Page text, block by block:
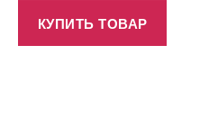
КУПИТЬ ТОВАР